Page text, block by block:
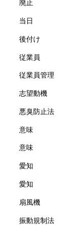
廃止
当日
後付け
従業員
従業員管理
志望動機
悪臭防止法
意味
意味
愛知
愛知
扇風機
振動規制法